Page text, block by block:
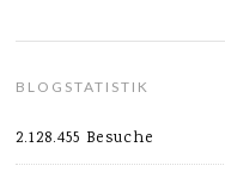
BLOGSTATISTIK
2.128.455 Besuche